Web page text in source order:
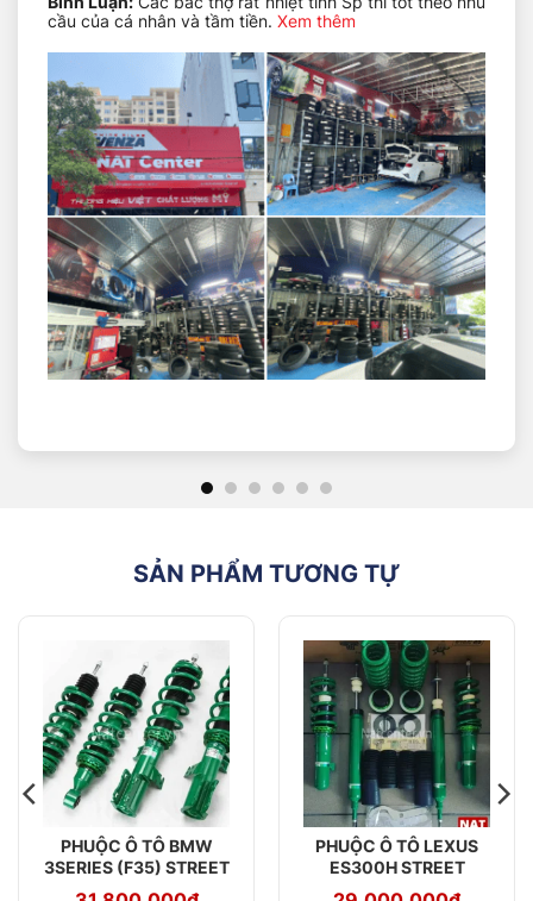
đại lý uy tín.
cầu của cá nhân và tầm tiền. Xem thêm
SẢN PHẨM TƯƠNG TỰ
PHUỘC Ô TÔ BMW
3SERIES (F35) STREET
ADVANCE Z
PHUỘC Ô TÔ LEXUS
ES300H STREET
ADVANCE Z